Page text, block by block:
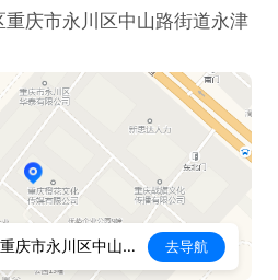
严格遵守商业保密规定，具
。
罪记录，品行端正。
能够长期稳定投入工作。
力优秀，对新事物有积极尝试
播电商运营流程，有相关实
庆市永川区中山路街道永津
重庆市市辖区永川区重庆市永川区中山路街道永津大道8号凤凰谷 去导航